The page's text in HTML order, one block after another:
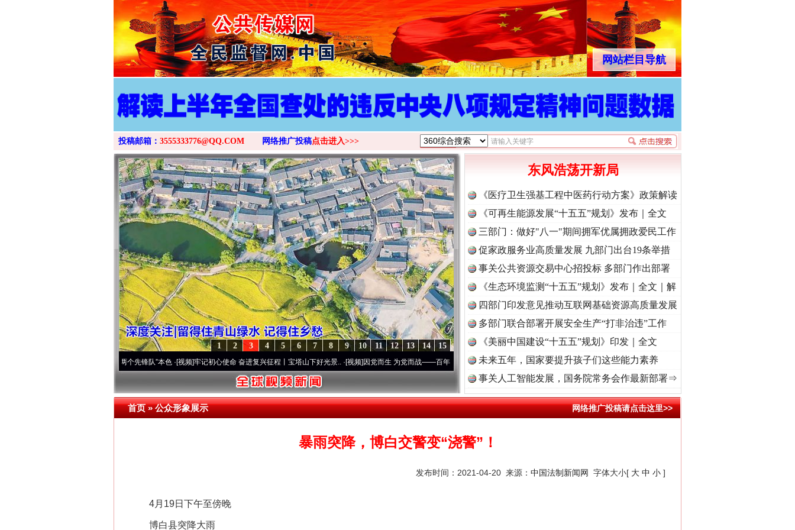
>
网站栏目导航
投稿邮箱： 3555333776@QQ.COM 网络推广投稿点击进入>>>
15
14
13
12
11
10
9
8
7
6
5
4
3
2
1
·[视频]牢记初心使命 奋进复兴征程丨宝塔山下好光景..·[视频]因党而生 为党而战——百年“纪”事⑧加强纪律.. ·[视频]牢记初心使命 奋进复兴征程丨“转折之城”激荡..·[视频]牢记初心使命 奋进复兴征程丨红船起航处 潮起..
东风浩荡开新局
《医疗卫生强基工程中医药行动方案》政策解读
《可再生能源发展“十五五”规划》发布｜全文
三部门：做好"八一"期间拥军优属拥政爱民工作
促家政服务业高质量发展 九部门出台19条举措
事关公共资源交易中心招投标 多部门作出部署
《生态环境监测“十五五”规划》发布｜全文｜解
读
四部门印发意见推动互联网基础资源高质量发展
多部门联合部署开展安全生产“打非治违”工作
《美丽中国建设“十五五”规划》印发｜全文
未来五年，国家要提升孩子们这些能力素养
事关人工智能发展，国务院常务会作最新部署⇒
首页»公众形象展示 网络推广投稿请点击这里>>
暴雨突降，博白交警变“浇警”！
发布时间：2021-04-20 来源： 中国法制新闻网 字体大小[ 大 中 小 ]
4月19日下午至傍晚
博白县突降大雨